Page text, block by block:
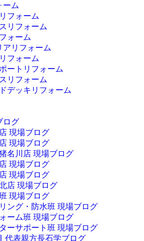
ーム
フォーム
リフォーム
ォーム
アリフォーム
フォーム
ートリフォーム
リフォーム
デッキリフォーム
ログ
現場ブログ
現場ブログ
名川店 現場ブログ
現場ブログ
現場ブログ
店 現場ブログ
現場ブログ
ング・防水班 現場ブログ
ーム班 現場ブログ
ーサポート班 現場ブログ
代表親方長石学ブログ